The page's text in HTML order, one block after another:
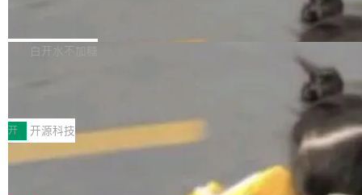
个主 agent 循环，外加一组后台 agent。这些后
库，并将作为transport接入Mooncake TENT。
MPComm将作为一种传输引擎接入Mooncake T
ENT，实现零拷贝传输性能提升30%、非零拷贝
传输性能最高提升5倍。UCL-MPComm底层基
于自研UCL-Engine通信引擎，后续腾讯网平将
白开水不加糖
型案例入选名单》，深信服“面向企业研发场景的
开源 AI 编程平台 CoStrict 应用”凭借卓越的技术
创新与落地成效成功入选。 全链路私有化部署，
助力企业AI研发安全落地 当前，越来越多企业已
开 开源科技
深信服AI算力网关入选工信部人工智能
前不久，工业和信息化部正式发布《2025年人工